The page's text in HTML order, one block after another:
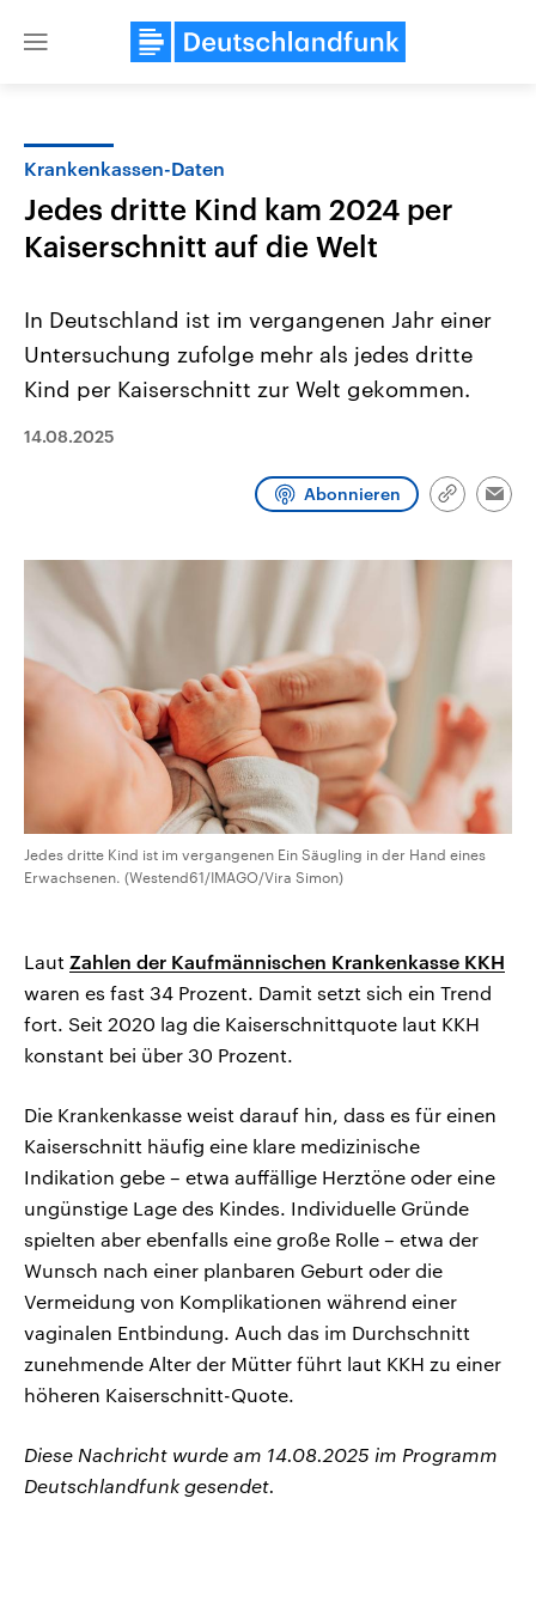
Close
2026
September 2026 einen neuen
Umfragen, Prognosen,
Wahlprogramme, aktuelle Berichte
und Hintergründe zu den Parteien
und Kandidaten der anstehenden
Wirtschaftlich und
gehören die Vereinigten
den mächtigsten Ländern
Sendungen
Audio-Archiv
Krankenkassen-Daten
Jedes dritte Kind kam 2024 per
Kaiserschnitt auf die Welt
In Deutschland ist im vergangenen Jahr einer
Untersuchung zufolge mehr als jedes dritte
Kind per Kaiserschnitt zur Welt gekommen.
14.08.2025
Abonnieren
Link
Jedes dritte Kind ist im vergangenen Ein Säugling in der Hand eines
Erwachsenen. (Westend61/IMAGO/Vira Simon)
Laut Zahlen der Kaufmännischen Krankenkasse KKH
waren es fast 34 Prozent. Damit setzt sich ein Trend
fort. Seit 2020 lag die Kaiserschnittquote laut KKH
konstant bei über 30 Prozent.
Die Krankenkasse weist darauf hin, dass es für einen
Kaiserschnitt häufig eine klare medizinische
Indikation gebe – etwa auffällige Herztöne oder eine
ungünstige Lage des Kindes. Individuelle Gründe
spielten aber ebenfalls eine große Rolle – etwa der
Wunsch nach einer planbaren Geburt oder die
Vermeidung von Komplikationen während einer
vaginalen Entbindung. Auch das im Durchschnitt
zunehmende Alter der Mütter führt laut KKH zu einer
höheren Kaiserschnitt-Quote.
Diese Nachricht wurde am 14.08.2025 im Programm
Deutschlandfunk gesendet.